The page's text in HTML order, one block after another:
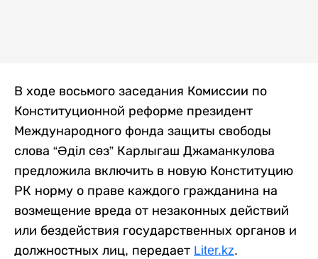
В ходе восьмого заседания Комиссии по
Конституционной реформе президент
Международного фонда защиты свободы
слова “Әділ сөз” Карлыгаш Джаманкулова
предложила включить в новую Конституцию
РК норму о праве каждого гражданина на
возмещение вреда от незаконных действий
или бездействия государственных органов и
должностных лиц, передает Liter.kz.